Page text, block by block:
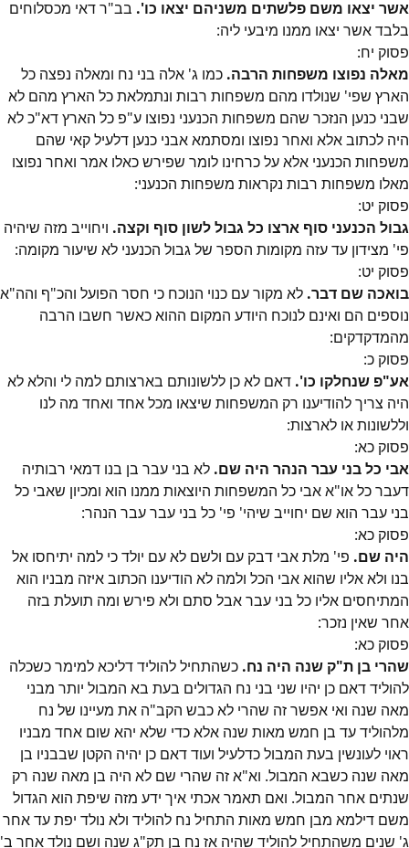
אשר יצאו משם פלשתים משניהם יצאו כו'. בב"ר דאי מכסלוחים
בלבד אשר יצאו ממנו מיבעי ליה:
פסוק יח:
מאלה נפוצו משפחות הרבה. כמו ג' אלה בני נח ומאלה נפצה כל
הארץ שפי' שנולדו מהם משפחות רבות ונתמלאת כל הארץ מהם לא
שבני כנען הנזכר שהם משפחות הכנעני נפוצו ע"פ כל הארץ דא"כ לא
היה לכתוב אלא ואחר נפוצו ומסתמא אבני כנען דלעיל קאי שהם
משפחות הכנעני אלא על כרחינו לומר שפירש כאלו אמר ואחר נפוצו
מאלו משפחות רבות נקראות משפחות הכנעני:
פסוק יט:
גבול הכנעני סוף ארצו כל גבול לשון סוף וקצה. ויחוייב מזה שיהיה
פי' מצידון עד עזה מקומות הספר של גבול הכנעני לא שיעור מקומה:
פסוק יט:
בואכה שם דבר. לא מקור עם כנוי הנוכח כי חסר הפועל והכ"ף והה"א
נוספים הם ואינם לנוכח היודע המקום ההוא כאשר חשבו הרבה
מהמדקדקים:
פסוק כ:
אע"פ שנחלקו כו'. דאם לא כן ללשונותם בארצותם למה לי והלא לא
היה צריך להודיענו רק המשפחות שיצאו מכל אחד ואחד מה לנו
וללשונות או לארצות:
פסוק כא:
אבי כל בני עבר הנהר היה שם. לא בני עבר בן בנו דמאי רבותיה
דעבר כל או"א אבי כל המשפחות היוצאות ממנו הוא ומכיון שאבי כל
בני עבר הוא שם יחוייב שיהי' פי' כל בני עבר עבר הנהר:
פסוק כא:
היה שם. פי' מלת אבי דבק עם ולשם לא עם יולד כי למה יתיחסו אל
בנו ולא אליו שהוא אבי הכל ולמה לא הודיענו הכתוב איזה מבניו הוא
המתיחסים אליו כל בני עבר אבל סתם ולא פירש ומה תועלת בזה
אחר שאין נזכר:
פסוק כא:
שהרי בן ת"ק שנה היה נח. כשהתחיל להוליד דליכא למימר כשכלה
להוליד דאם כן יהיו שני בני נח הגדולים בעת בא המבול יותר מבני
מאה שנה ואי אפשר זה שהרי לא כבש הקב"ה את מעיינו של נח
מלהוליד עד בן חמש מאות שנה אלא כדי שלא יהא שום אחד מבניו
ראוי לעונשין בעת המבול כדלעיל ועוד דאם כן יהיה הקטן שבבניו בן
מאה שנה כשבא המבול. וא"א זה שהרי שם לא היה בן מאה שנה רק
שנתים אחר המבול. ואם תאמר אכתי איך ידע מזה שיפת הוא הגדול
משם דילמא מבן חמש מאות התחיל נח להוליד ולא נולד יפת עד אחר
ג' שנים משהתחיל להוליד שהיה אז נח בן תק"ג שנה ושם נולד אחר ב'